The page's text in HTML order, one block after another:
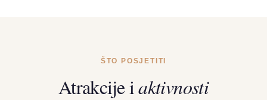
ŠTO POSJETITI
Atrakcije iaktivnosti